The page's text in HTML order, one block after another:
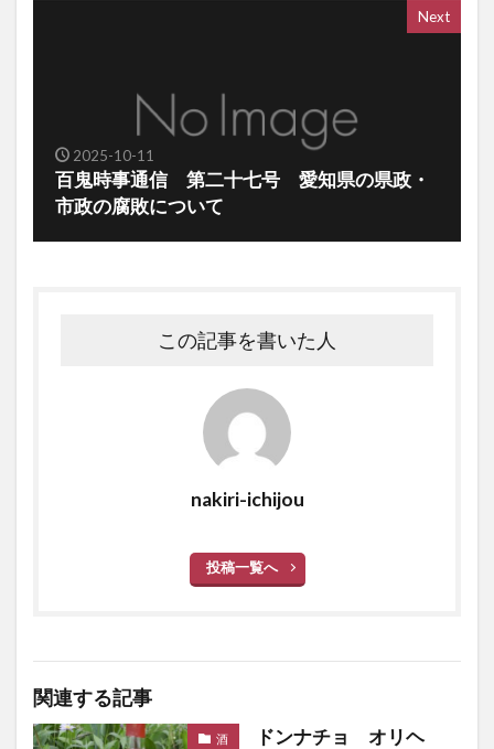
Next
2025-10-11
百鬼時事通信 第二十七号 愛知県の県政・
市政の腐敗について
この記事を書いた人
nakiri-ichijou
投稿一覧へ
関連する記事
酒
ドンナチョ オリヘ